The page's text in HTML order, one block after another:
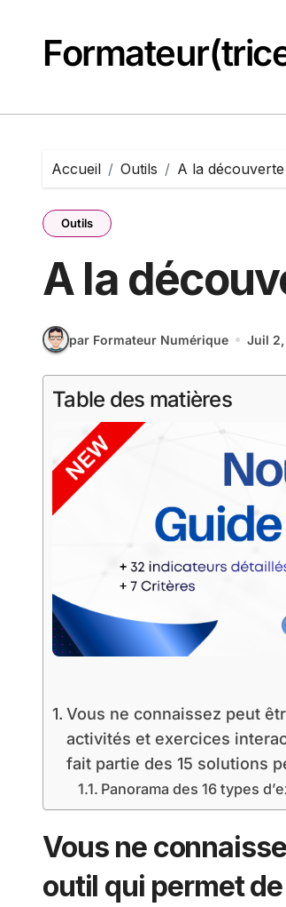
contenu
Accueil Outils A la découverte
Outils
A la
par Formateur Numérique Juil 2,
Table des matières
Vous ne connaissez peut
activités et exercices
fait partie des 15 solutions
Panorama des 16 types
Vous ne
outil qui permet